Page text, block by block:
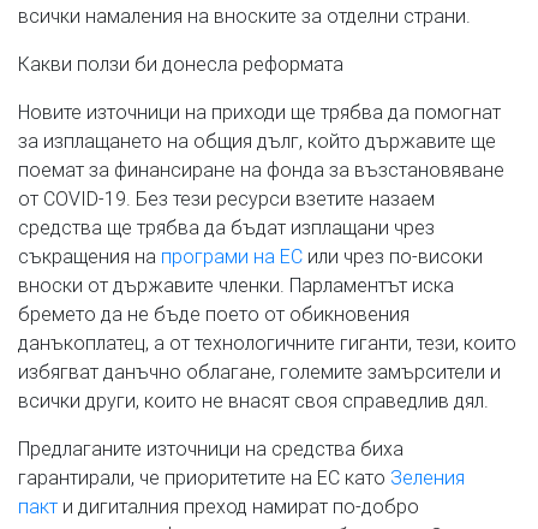
всички намаления на вноските за отделни страни.
Какви ползи би донесла реформата
Новите източници на приходи ще трябва да помогнат
за изплащането на общия дълг, който държавите ще
поемат за финансиране на фонда за възстановяване
от COVID-19. Без тези ресурси взетите назаем
средства ще трябва да бъдат изплащани чрез
съкращения на програми на ЕС или чрез по-високи
вноски от държавите членки. Парламентът иска
бремето да не бъде поето от обикновения
данъкоплатец, а от технологичните гиганти, тези, които
избягват данъчно облагане, големите замърсители и
всички други, които не внасят своя справедлив дял.
Предлаганите източници на средства биха
гарантирали, че приоритетите на ЕС като Зеления
пакт и дигиталния преход намират по-добро